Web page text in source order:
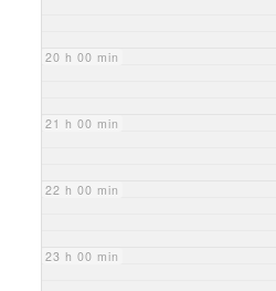
20 h 00 min
21 h 00 min
22 h 00 min
23 h 00 min